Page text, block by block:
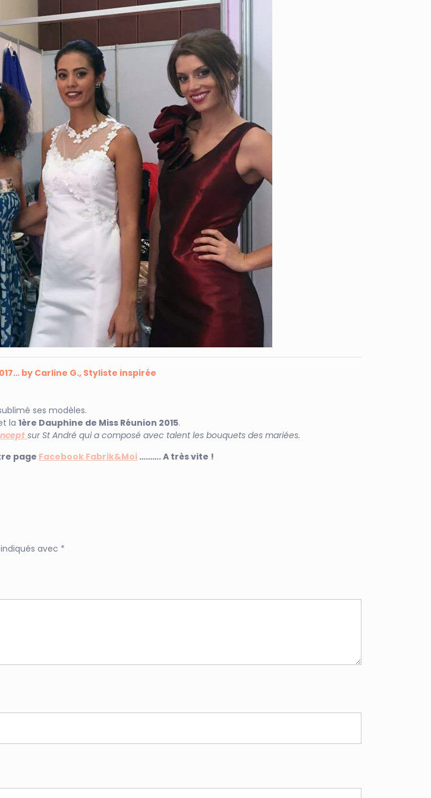
by Carline G., Styliste inspirée
ses modèles.
la 1ère Dauphine de Miss Réunion 2015.
sur St André qui a composé avec talent les bouquets des mariées.
page Facebook Fabrik&Moi ………. A très vite !
avec *